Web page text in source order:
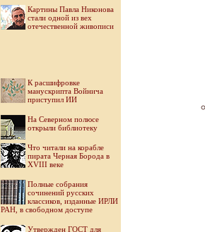
Картины Павла Никонова
стали одной из вех
отечественной живописи
К расшифровке
манускрипта Войнича
приступил ИИ
На Северном полюсе
открыли библиотеку
Что читали на корабле
пирата Черная Борода в
XVIII веке
Полные собрания
сочинений русских
классиков, изданные ИРЛИ
РАН, в свободном доступе
Утвержден ГОСТ для